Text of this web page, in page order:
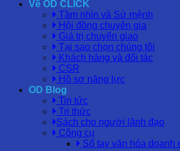
Về OD CLICK
Tầm nhìn và Sứ mệnh
Hội đồng chuyên gia
Giá trị chuyển giao
Tại sao chọn chúng tôi
Khách hàng và đối tác
CSR
Hồ sơ năng lực
OD Blog
Tin tức
Tri thức
Sách cho người lãnh đạo
Công cụ
Sổ tay văn hóa doanh